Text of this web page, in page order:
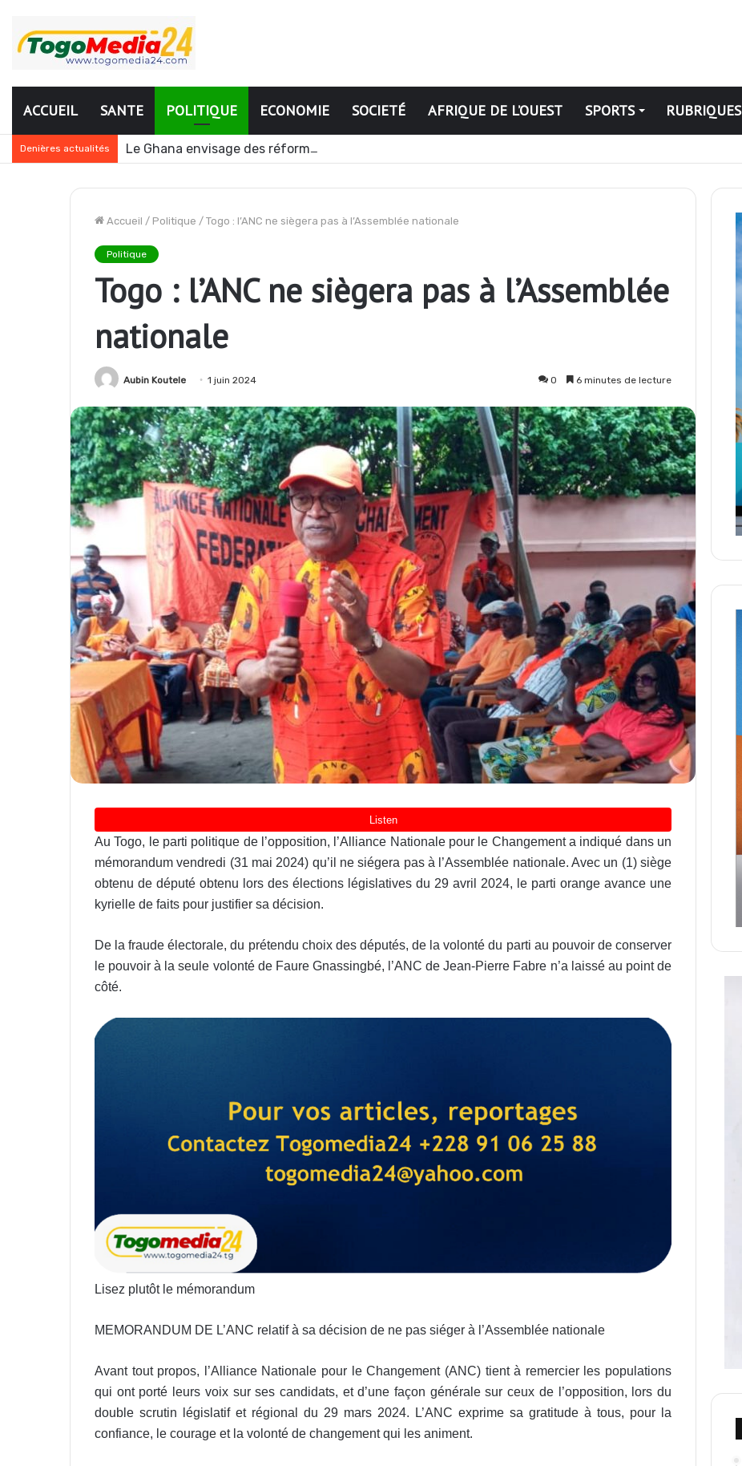
ACCUEIL SANTE POLITIQUE ECONOMIE SOCIETÉ AFRIQUE DE L’OUEST SPORTS RUBRIQUES
Denières actualités Le Ghana envisage des réformes politiques
Accueil / Politique / Togo : l’ANC ne siègera pas à l’Assemblée nationale
Politique
Togo : l’ANC ne siègera pas à l’Assemblée
nationale
Aubin Koutele 1 juin 2024 0 6 minutes de lecture
Au Togo, le parti politique de l’opposition, l’Alliance Nationale pour le Changement a indiqué dans un
mémorandum vendredi (31 mai 2024) qu’il ne siégera pas à l’Assemblée nationale. Avec un (1) siège
obtenu de député obtenu lors des élections législatives du 29 avril 2024, le parti orange avance une
kyrielle de faits pour justifier sa décision.
De la fraude électorale, du prétendu choix des députés, de la volonté du parti au pouvoir de conserver
le pouvoir à la seule volonté de Faure Gnassingbé, l’ANC de Jean-Pierre Fabre n’a laissé au point de
côté.
Lisez plutôt le mémorandum
MEMORANDUM DE L’ANC relatif à sa décision de ne pas siéger à l’Assemblée nationale
Avant tout propos, l’Alliance Nationale pour le Changement (ANC) tient à remercier les populations
qui ont porté leurs voix sur ses candidats, et d’une façon générale sur ceux de l’opposition, lors du
double scrutin législatif et régional du 29 mars 2024. L’ANC exprime sa gratitude à tous, pour la
confiance, le courage et la volonté de changement qui les animent.